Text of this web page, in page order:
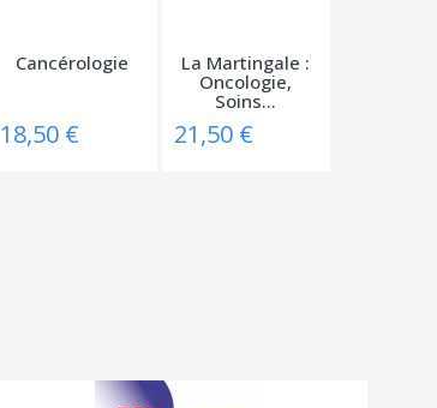
Cancérologie
18,50 €
La Martingale :
Oncologie,
Soins...
21,50 €